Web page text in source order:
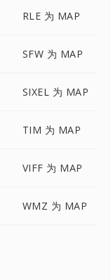
RLE 为 MAP
SFW 为 MAP
SIXEL 为 MAP
TIM 为 MAP
VIFF 为 MAP
WMZ 为 MAP